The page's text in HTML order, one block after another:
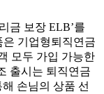
금 보장 ELB’를
은 기업형퇴직연금
모두 가입 가능한
출시는 퇴직연금
손님의 상품 선